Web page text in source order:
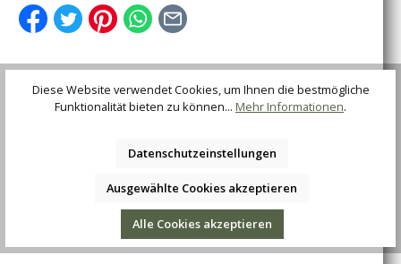
Beschreibung
schlanken Laguiole-Design mit handgeschmiedeter
Diese Website verwendet Cookies, um Ihnen die bestmögliche
Funktionalität bieten zu können... Mehr Informationen.
Datenschutzeinstellungen
Ausgewählte Cookies akzeptieren
Alle Cookies akzeptieren